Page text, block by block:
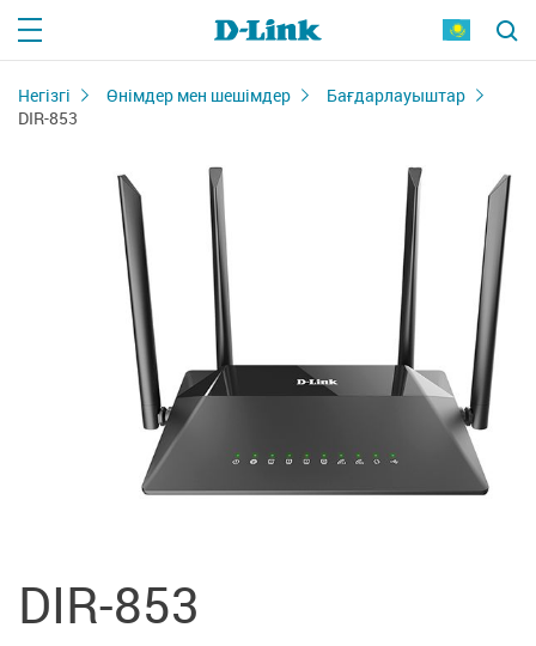
Негізгі Өнімдер мен шешімдер
Бағдарлауыштар
DIR-853
DIR-853